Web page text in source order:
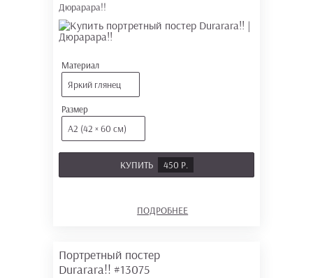
Дюрарара!!
Материал
Яркий глянец
Размер
А2 (42 × 60 см)
КУПИТЬ 450 Р.
ПОДРОБНЕЕ
Портретный постер
Durarara!! #13075